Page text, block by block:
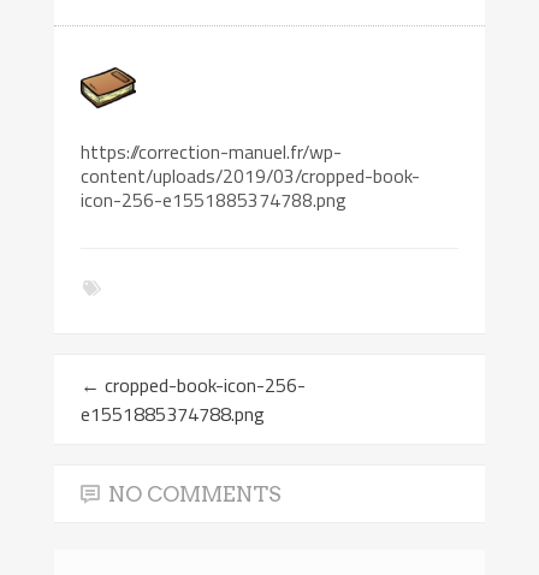
https://correction-manuel.fr/wp-
content/uploads/2019/03/cropped-book-
icon-256-e1551885374788.png
← cropped-book-icon-256-
e1551885374788.png
NO COMMENTS